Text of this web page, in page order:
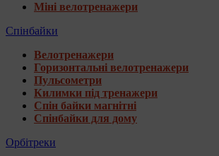
Міні велотренажери
Спінбайки
Велотренажери
Горизонтальні велотренажери
Пульсометри
Килимки під тренажери
Спін байки магнітні
Спінбайки для дому
Орбітреки